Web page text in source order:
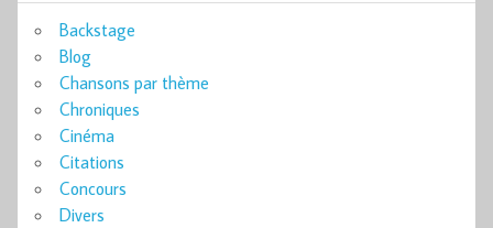
Backstage
Blog
Chansons par thème
Chroniques
Cinéma
Citations
Concours
Divers